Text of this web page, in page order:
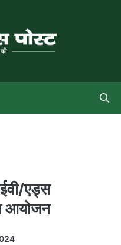
एड्स
आयोजन